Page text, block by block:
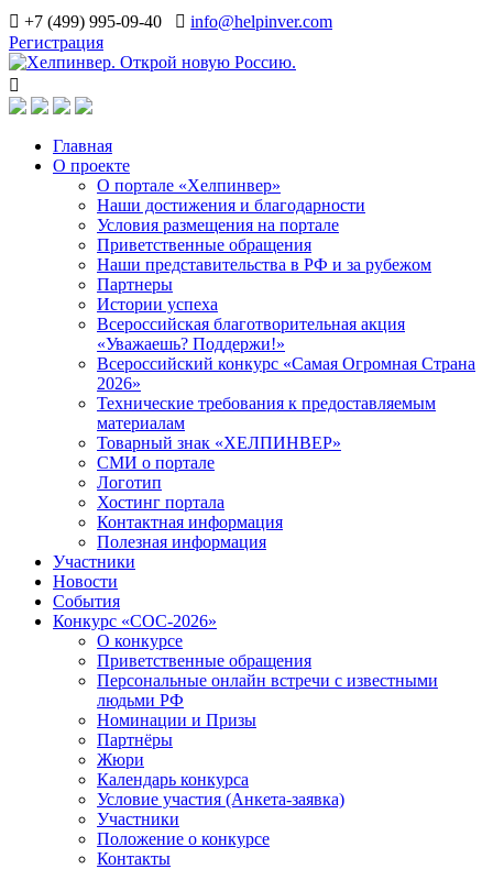
+7 (499) 995-09-40
info@helpinver.com
Регистрация
Главная
О проекте
О портале «Хелпинвер»
Наши достижения и благодарности
Условия размещения на портале
Приветственные обращения
Наши представительства в РФ и за рубежом
Партнеры
Истории успеха
Всероссийская благотворительная акция
«Уважаешь? Поддержи!»
Всероссийский конкурс «Самая Огромная Страна
2026»
Технические требования к предоставляемым
материалам
Товарный знак «ХЕЛПИНВЕР»
СМИ о портале
Логотип
Хостинг портала
Контактная информация
Полезная информация
Участники
Новости
События
Конкурс «СОС-2026»
О конкурсе
Приветственные обращения
Персональные онлайн встречи с известными
людьми РФ
Номинации и Призы
Партнёры
Жюри
Календарь конкурса
Условие участия (Анкета-заявка)
Участники
Положение о конкурсе
Контакты